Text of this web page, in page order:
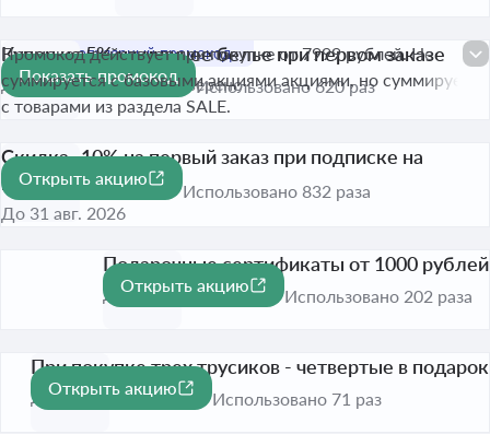
-5%
Купон на 5% на нижнее белье при первом заказе
До 30 сент. 2026 Проверено
Промокод действует при покупке от 7999 рублей. Не
суммируется с базовыми акциями акциями, но суммируется
с товарами из раздела SALE.
Показать промокод
Использовано 620 раз
-10%
Скидка -10% на первый заказ при подписке на
новости
До 31 авг. 2026
Открыть акцию
Использовано 832 раза
Подарочные сертификаты от 1000 рублей
До 31 авг. 2026
Открыть акцию
Использовано 202 раза
При покупке трех трусиков - четвертые в подарок
До 31 авг. 2026
Открыть акцию
Использовано 71 раз